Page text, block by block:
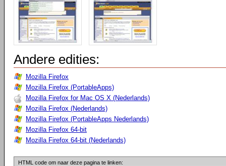
Andere edities:
Mozilla Firefox
Mozilla Firefox (PortableApps)
Mozilla Firefox for Mac OS X (Nederlands)
Mozilla Firefox (Nederlands)
Mozilla Firefox (PortableApps Nederlands)
Mozilla Firefox 64-bit
Mozilla Firefox 64-bit (Nederlands)
HTML code om naar deze pagina te linken: